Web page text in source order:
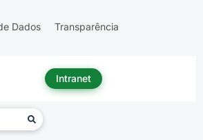
Dados Transparência
Intranet